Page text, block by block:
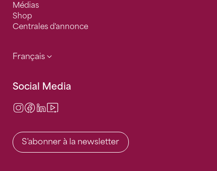
Médias
Shop
Centrales d'annonce
Français
Social Media
Instagram
Facebook
LinkedIn
S'abonner à la newsletter